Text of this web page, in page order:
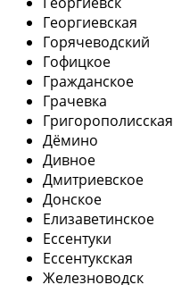
Георгиевская
Горячеводский
Гофицкое
Гражданское
Грачевка
Григорополисская
Дёмино
Дивное
Дмитриевское
Донское
Елизаветинское
Ессентуки
Ессентукская
Железноводск